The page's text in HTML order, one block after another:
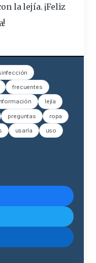
la lejía. ¡Feliz
frecuentes
lejía
preguntas ropa
usarla uso